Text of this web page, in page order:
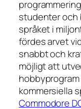
studenter och
språket i
fördes arvet
snabbt och
möjligt att
kommersiella
Commodore